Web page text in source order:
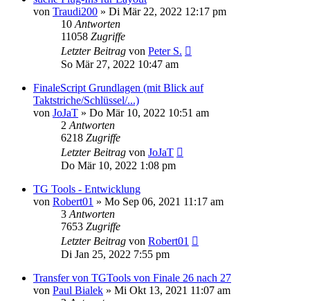
von Traudi200 » Di Mär 22, 2022 12:17 pm
10 Antworten
11058 Zugriffe
Letzter Beitrag von Peter S.
So Mär 27, 2022 10:47 am
FinaleScript Grundlagen (mit Blick auf
Taktstriche/Schlüssel/...)
von JoJaT » Do Mär 10, 2022 10:51 am
2 Antworten
6218 Zugriffe
Letzter Beitrag von JoJaT
Do Mär 10, 2022 1:08 pm
TG Tools - Entwicklung
von Robert01 » Mo Sep 06, 2021 11:17 am
3 Antworten
7653 Zugriffe
Letzter Beitrag von Robert01
Di Jan 25, 2022 7:55 pm
Transfer von TGTools von Finale 26 nach 27
von Paul Bialek » Mi Okt 13, 2021 11:07 am